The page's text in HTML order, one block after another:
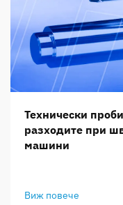
Технически
разходите при
машини
Виж повече